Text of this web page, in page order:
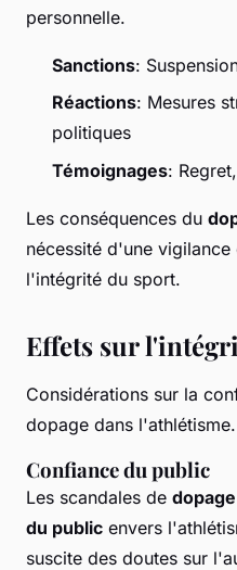
personnelle.
Sanctions:
Réactions: Mesures
politiques
Témoignages:
Les conséquences du
nécessité d'une
l'intégrité du sport.
Effets sur
Considérations sur la
dopage dans l'athlétisme.
Confiance du public
Les scandales de dopage
du public envers
suscite des doutes sur